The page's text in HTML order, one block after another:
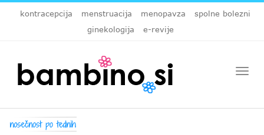
kontracepcija menstruacija menopavza
spolne bolezni
ginekologija
e-revije